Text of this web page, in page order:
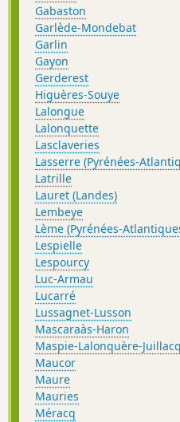
Gabaston
Garlède-Mondebat
Garlin
Gayon
Gerderest
Higuères-Souye
Lalongue
Lalonquette
Lasclaveries
Lasserre (Pyrénées-
Latrille
Lauret (Landes)
Lembeye
Lème (Pyrénées-
Lespielle
Lespourcy
Luc-Armau
Lucarré
Lussagnet-Lusson
Mascaraàs-Haron
Maspie-Lalonquère-Juillacq
Maucor
Maure
Mauries
Méracq